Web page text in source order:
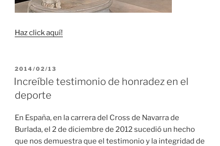
Haz click aquí!
PUBLICADO
EL
2014/02/13
Increíble testimonio de honradez en el
deporte
En España, en la carrera del Cross de Navarra de
Burlada, el 2 de diciembre de 2012 sucedió un hecho
que nos demuestra que el testimonio y la integridad de